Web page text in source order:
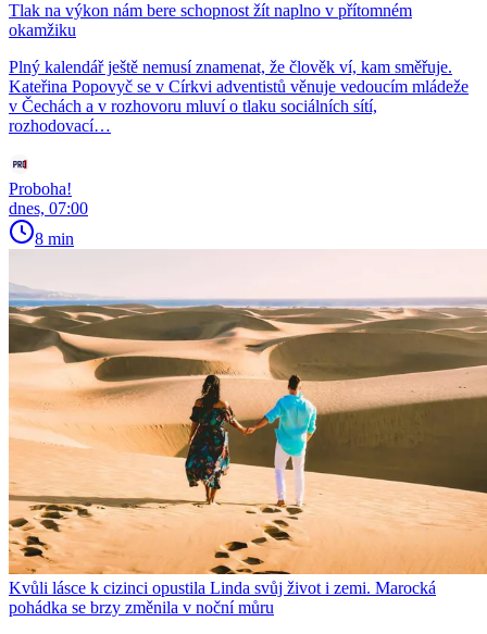
Tlak na výkon nám bere schopnost žít naplno v přítomném
okamžiku
Plný kalendář ještě nemusí znamenat, že člověk ví, kam směřuje.
Kateřina Popovyč se v Církvi adventistů věnuje vedoucím mládeže
v Čechách a v rozhovoru mluví o tlaku sociálních sítí,
rozhodovací…
Proboha!
dnes, 07:00
8 min
Kvůli lásce k cizinci opustila Linda svůj život i zemi. Marocká
pohádka se brzy změnila v noční můru